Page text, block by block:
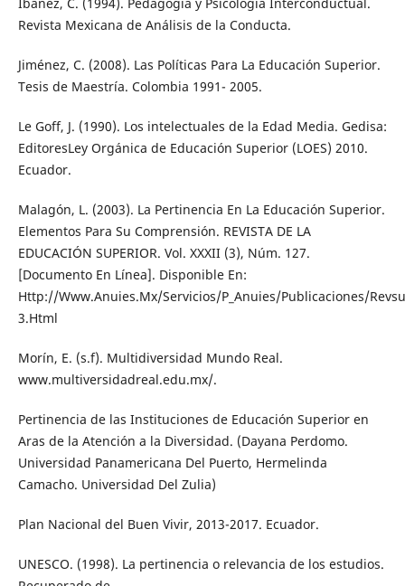
Revista Mexicana de Análisis de la Conducta.
Jiménez, C. (2008). Las Políticas Para La Educación Superior.
Tesis de Maestría. Colombia 1991- 2005.
Le Goff, J. (1990). Los intelectuales de la Edad Media. Gedisa:
EditoresLey Orgánica de Educación Superior (LOES) 2010.
Ecuador.
Malagón, L. (2003). La Pertinencia En La Educación Superior.
Elementos Para Su Comprensión. REVISTA DE LA
EDUCACIÓN SUPERIOR. Vol. XXXII (3), Núm. 127.
[Documento En Línea]. Disponible En:
Http://Www.Anuies.Mx/Servicios/P_Anuies/Publicaciones/
3.Html
Morín, E. (s.f). Multidiversidad Mundo Real.
www.multiversidadreal.edu.mx/.
Pertinencia de las Instituciones de Educación Superior en
Aras de la Atención a la Diversidad. (Dayana Perdomo.
Universidad Panamericana Del Puerto, Hermelinda
Camacho. Universidad Del Zulia)
Plan Nacional del Buen Vivir, 2013-2017. Ecuador.
UNESCO. (1998). La pertinencia o relevancia de los estudios.